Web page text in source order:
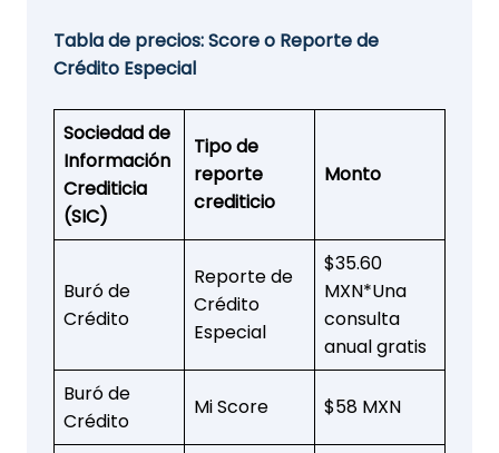
Tabla de precios: Score o Reporte de
Crédito Especial
Sociedad de
Información
Crediticia
(SIC)
Tipo de
reporte
crediticio
Monto
Buró de
Crédito
Reporte de
Crédito
Especial
$35.60
MXN*Una
consulta
anual gratis
Buró de
Crédito
Mi Score $58 MXN